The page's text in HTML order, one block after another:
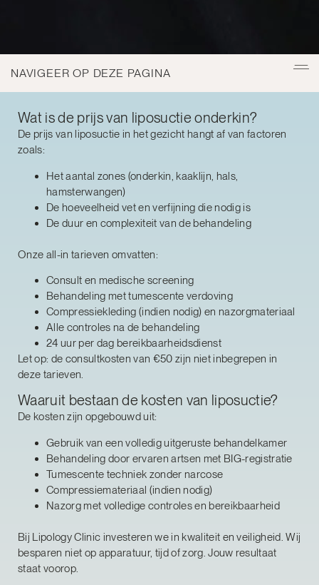
NAVIGEER OP DEZE PAGINA
Wat is de prijs van liposuctie onderkin?
De prijs van liposuctie in het gezicht hangt af van factoren
zoals:
Het aantal zones (onderkin, kaaklijn, hals,
hamsterwangen)
De hoeveelheid vet en verfijning die nodig is
De duur en complexiteit van de behandeling
Onze all-in tarieven omvatten:
Consult en medische screening
Behandeling met tumescente verdoving
Compressiekleding (indien nodig) en nazorgmateriaal
Alle controles na de behandeling
24 uur per dag bereikbaarheidsdienst
Let op: de consultkosten van €50 zijn niet inbegrepen in
deze tarieven.
Waaruit bestaan de kosten van liposuctie?
De kosten zijn opgebouwd uit:
Gebruik van een volledig uitgeruste behandelkamer
Behandeling door ervaren artsen met BIG-registratie
Tumescente techniek zonder narcose
Compressiemateriaal (indien nodig)
Nazorg met volledige controles en bereikbaarheid
Bij Lipology Clinic investeren we in kwaliteit en veiligheid. Wij
besparen niet op apparatuur, tijd of zorg. Jouw resultaat
staat voorop.